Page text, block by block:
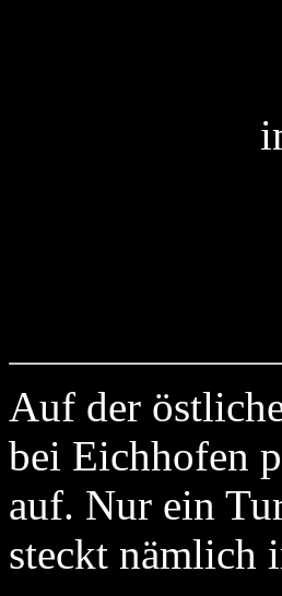
Auf der
bei Eichhofen
auf. Nur ein
steckt nämlich